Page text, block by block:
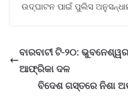
ଉଦ୍ଘାଟନ ପାଇଁ ପୁଲିସ
ବାରବାଟୀ ଟି-୨୦:
ଆଫ୍ରିକା ଦଳ
ବିଦେଶ ଗସ୍ତରେ ନିଶା